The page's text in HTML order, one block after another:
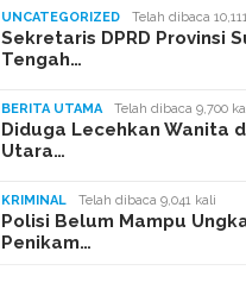
UNCATEGORIZED Telah dibaca
Sekretaris DPRD Provinsi
Tengah…
BERITA UTAMA Telah dibaca 9,700
Diduga Lecehkan Wanita
Utara…
KRIMINAL Telah dibaca 9,041 kali
Polisi Belum Mampu
Penikam…